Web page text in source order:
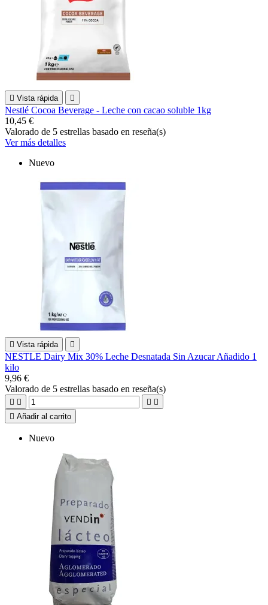
 Vista rápida 
Nestlé Cocoa Beverage - Leche con cacao soluble 1kg
10,45 €
Valorado de 5 estrellas basado en reseña(s)
Ver más detalles
Nuevo
 Vista rápida 
NESTLE Dairy Mix 30% Leche Desnatada Sin Azucar Añadido 1
kilo
9,96 €
Valorado de 5 estrellas basado en reseña(s)
   
 Añadir al carrito
Nuevo